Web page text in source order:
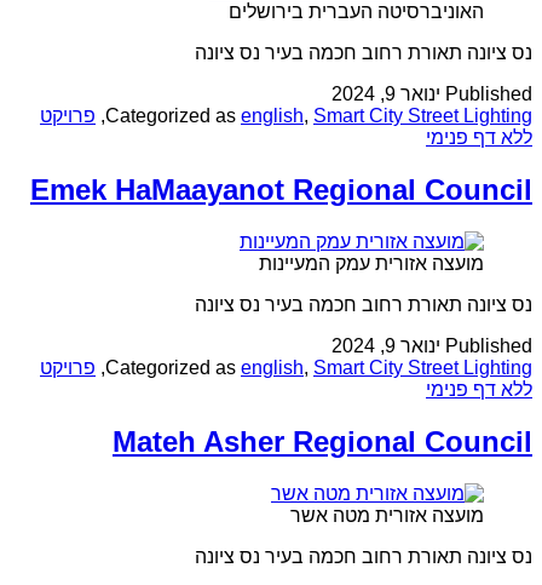
האוניברסיטה העברית בירושלים
נס ציונה תאורת רחוב חכמה בעיר נס ציונה
Published ינואר 9, 2024
Categorized as english, Smart City Street Lighting
, פרויקט
ללא דף פנימי
Emek HaMaayanot Regional Council
מועצה אזורית עמק המעיינות
נס ציונה תאורת רחוב חכמה בעיר נס ציונה
Published ינואר 9, 2024
Categorized as english, Smart City Street Lighting
, פרויקט
ללא דף פנימי
Mateh Asher Regional Council
מועצה אזורית מטה אשר
נס ציונה תאורת רחוב חכמה בעיר נס ציונה